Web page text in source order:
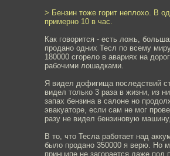
> Бензин тоже горит неплохо. В
примерно 10 в час.
Как говорится - есть ложь,
продано одних Тесл по всему
180000 сгорело в авариях на
рабочими лошадками.
Я видел дофигища последствий
видел только 3 раза в жизни, из
запах бензина в салоне но
эвакуаторе, если сам не мог
разу не видел бензиновую
В то, что Тесла работает над
было продано 350000 я верю. Но
принципе не загорается даже